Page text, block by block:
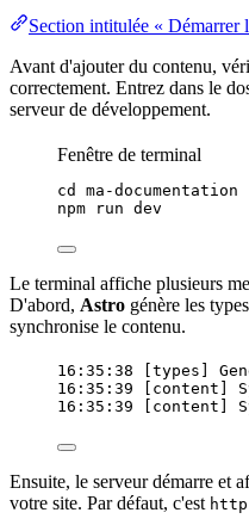
Section intitulée « Démarrer
Avant d'ajouter du contenu,
correctement. Entrez dans le
serveur de développement.
Fenêtre de terminal
cd
ma-documentation
npm
run dev
Le terminal affiche plusieurs
D'abord, Astro génère les types
synchronise le contenu.
16:35:38 [types]
16:35:39 [content]
16:35:39 [content]
Ensuite, le serveur démarre et
votre site. Par défaut, c'est